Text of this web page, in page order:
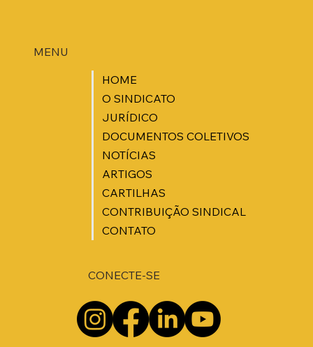
MENU
HOME
O SINDICATO
JURÍDICO
DOCUMENTOS COLETIVOS
NOTÍCIAS
ARTIGOS
CARTILHAS
CONTRIBUIÇÃO SINDICAL
CONTATO
CONECTE-SE